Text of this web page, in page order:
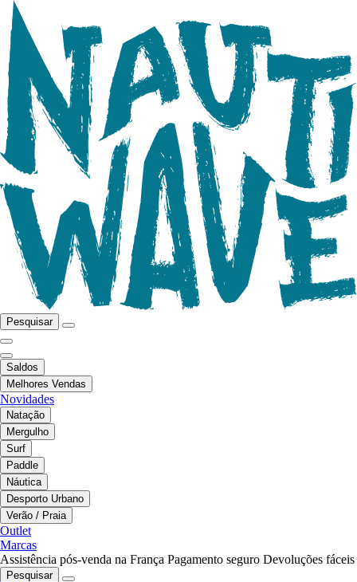
Pesquisar
Saldos
Melhores Vendas
Novidades
Natação
Mergulho
Surf
Paddle
Náutica
Desporto Urbano
Verão / Praia
Outlet
Marcas
Assistência pós-venda na França Pagamento seguro Devoluções fáceis
Pesquisar